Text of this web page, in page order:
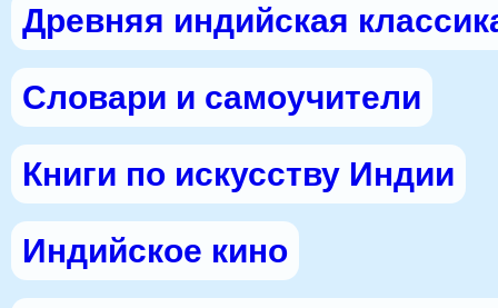
Древняя индийская
Словари и самоучители
Книги по искусству Индии
Индийское кино